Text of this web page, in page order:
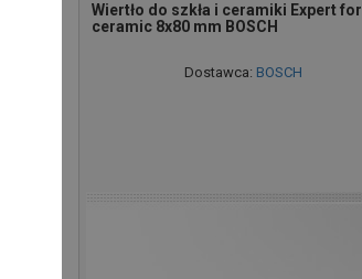
Wiertło do szkła i ceramiki Expert for
ceramic 8x80 mm BOSCH
Dostawca: BOSCH